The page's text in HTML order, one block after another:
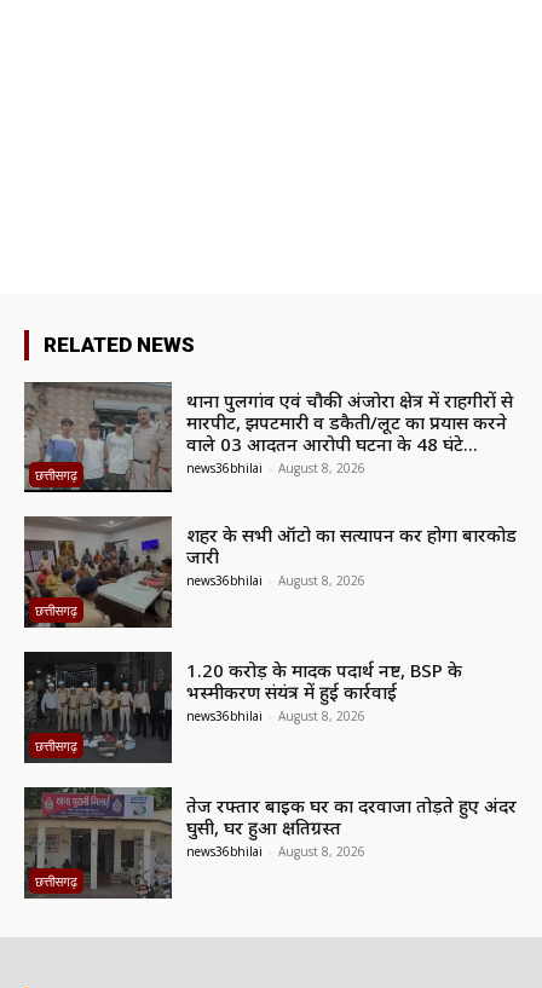
RELATED NEWS
छत्तीसगढ़
थाना पुलगांव एवं चौकी अंजोरा क्षेत्र में राहगीरों से
मारपीट, झपटमारी व डकैती/लूट का प्रयास करने
वाले 03 आदतन आरोपी घटना के 48 घंटे...
news36bhilai - August 8, 2026
छत्तीसगढ़
शहर के सभी ऑटो का सत्यापन कर होगा बारकोड
जारी
news36bhilai - August 8, 2026
छत्तीसगढ़
1.20 करोड़ के मादक पदार्थ नष्ट, BSP के
भस्मीकरण संयंत्र में हुई कार्रवाई
news36bhilai - August 8, 2026
छत्तीसगढ़
तेज रफ्तार बाइक घर का दरवाजा तोड़ते हुए अंदर
घुसी, घर हुआ क्षतिग्रस्त
news36bhilai - August 8, 2026